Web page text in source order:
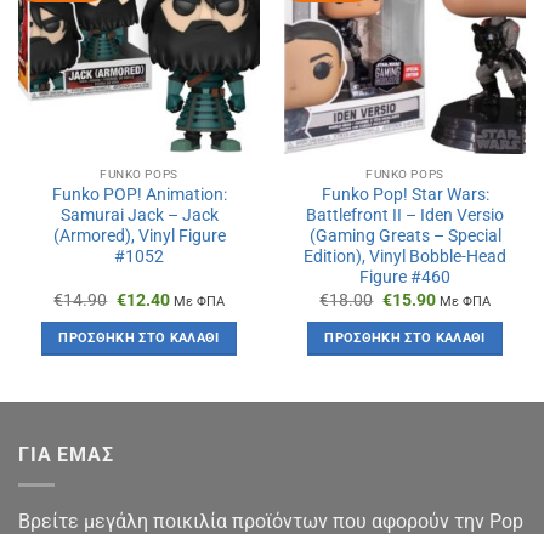
FUNKO POPS
Funko POP! Animation:
Samurai Jack – Jack
(Armored), Vinyl Figure
#1052
€14.90 Original
was:
€14.90.
€12.40Η
τιμή
είναι:
€12.40.
Με ΦΠΑ
ΠΡΟΣΘΉΚΗ ΣΤΟ ΚΑΛΆΘΙ
FUNKO POPS
Funko Pop! Star Wars:
Battlefront II – Iden Versio
(Gaming Greats – Special
Edition), Vinyl Bobble-Head
Figure #460
€18.00 Original
was:
€18.00.
€15.90Η
τιμή
είναι:
€15.90.
Με ΦΠΑ
ΠΡΟΣΘΉΚΗ ΣΤΟ ΚΑΛΆΘΙ
ΓΙΑ ΕΜΑΣ
Βρείτε μεγάλη ποικιλία προϊόντων που αφορούν την Pop